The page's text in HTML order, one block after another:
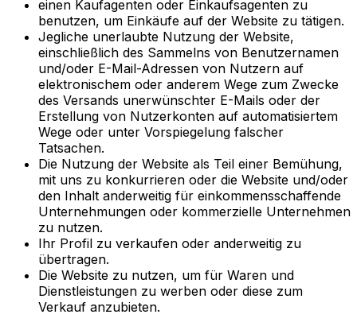
einen Kaufagenten oder Einkaufsagenten zu
benutzen, um Einkäufe auf der Website zu tätigen.
Jegliche unerlaubte Nutzung der Website,
einschließlich des Sammelns von Benutzernamen
und/oder E-Mail-Adressen von Nutzern auf
elektronischem oder anderem Wege zum Zwecke
des Versands unerwünschter E-Mails oder der
Erstellung von Nutzerkonten auf automatisiertem
Wege oder unter Vorspiegelung falscher
Tatsachen.
Die Nutzung der Website als Teil einer Bemühung,
mit uns zu konkurrieren oder die Website und/oder
den Inhalt anderweitig für einkommensschaffende
Unternehmungen oder kommerzielle Unternehmen
zu nutzen.
Ihr Profil zu verkaufen oder anderweitig zu
übertragen.
Die Website zu nutzen, um für Waren und
Dienstleistungen zu werben oder diese zum
Verkauf anzubieten.